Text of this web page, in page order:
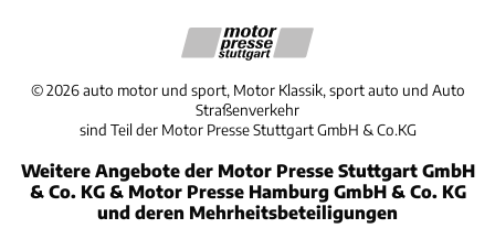
©2026 auto motor und sport, Motor Klassik, sport auto und Auto
Straßenverkehr
sind Teil der Motor Presse Stuttgart GmbH & Co.KG
Weitere Angebote der Motor Presse Stuttgart GmbH
& Co. KG & Motor Presse Hamburg GmbH & Co. KG
und deren Mehrheitsbeteiligungen